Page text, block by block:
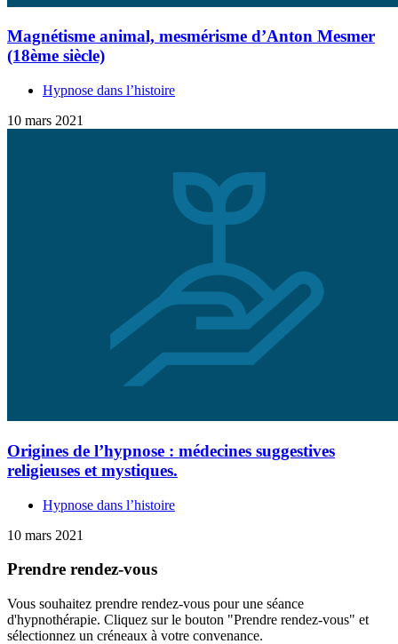
Magnétisme animal, mesmérisme d’Anton Mesmer
(18ème siècle)
Hypnose dans l’histoire
10 mars 2021
Origines de l’hypnose : médecines suggestives
religieuses et mystiques.
Hypnose dans l’histoire
10 mars 2021
Prendre rendez-vous
Vous souhaitez prendre rendez-vous pour une séance
d'hypnothérapie. Cliquez sur le bouton "Prendre rendez-vous" et
sélectionnez un créneaux à votre convenance.